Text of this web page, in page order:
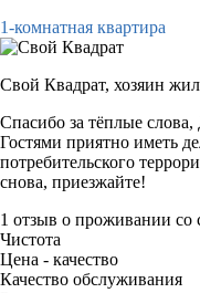
1-комнатная квартира
Свой Квадрат, хозяин
Спасибо за тёплые
Гостями приятно иметь
потребительского
снова, приезжайте!
1 отзыв о проживании со
Чистота
Цена - качество
Качество обслуживания